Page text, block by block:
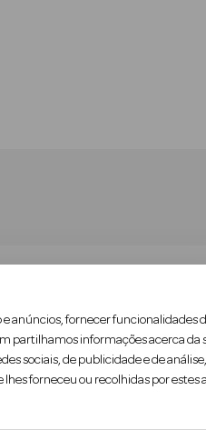
anúncios, fornecer funcionalidades
partilhamos informações acerca da
sociais, de publicidade e de
forneceu ou recolhidas por estes
o desenvolvimento